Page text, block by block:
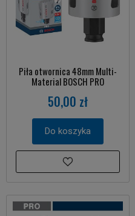
Piła otwornica 48mm Multi-
Material BOSCH PRO
50,00 zł
Do koszyka